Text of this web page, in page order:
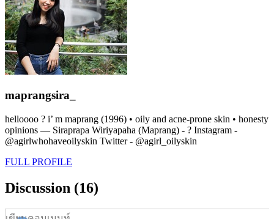
maprangsira_
helloooo ? i’ m maprang (1996) • oily and acne-prone skin • honesty
opinions — Siraprapa Wiriyapaha (Maprang) - ? Instagram -
@agirlwhohaveoilyskin Twitter - @agirl_oilyskin
FULL PROFILE
Discussion (16)